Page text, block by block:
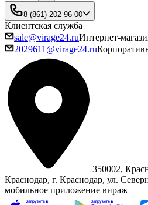
8 (861) 202-96-00
Клиентская служба
sale@virage24.ruИнтернет-
2029611@virage24.ru
350002,
Краснодар, г. Краснодар, ул.
мобильное приложение вираж